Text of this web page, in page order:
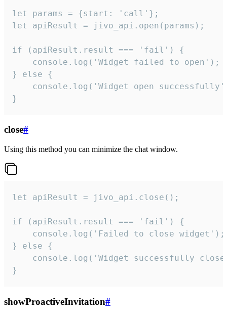
let params = {start: 'call'};
let apiResult = jivo_api.open(params);
if (apiResult.result === 'fail') {
    console.log('Widget failed to open');
} else {
console.log('Widget open
}
close#
Using this method you can minimize the chat window.
let apiResult = jivo_api.close();
if (apiResult.result === 'fail') {
    console.log('Failed to close widget');
} else {
console.log('Widget successfully
}
showProactiveInvitation#